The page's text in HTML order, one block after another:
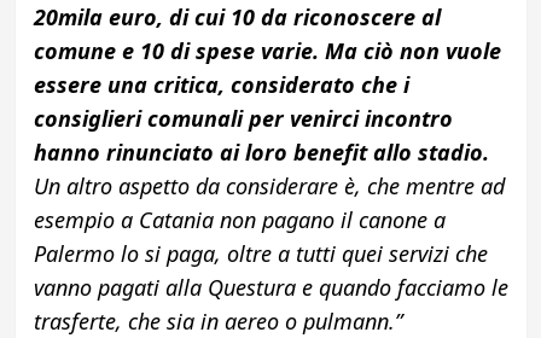
20mila euro, di cui 10 da riconoscere al
comune e 10 di spese varie. Ma ciò non vuole
essere una critica, considerato che i
consiglieri comunali per venirci incontro
hanno rinunciato ai loro benefit allo stadio.
Un altro aspetto da considerare è, che mentre ad
esempio a Catania non pagano il canone a
Palermo lo si paga, oltre a tutti quei servizi che
vanno pagati alla Questura e quando facciamo le
trasferte, che sia in aereo o pulmann.”